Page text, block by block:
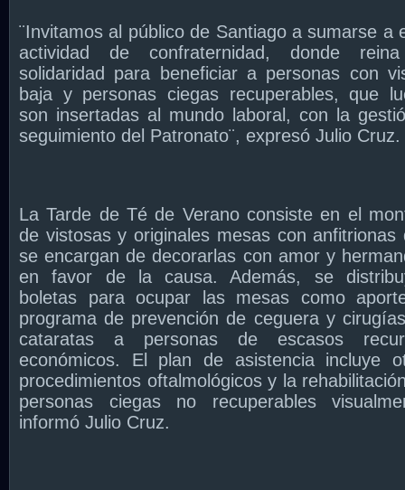
¨Invitamos al público de Santiago a sumarse a
actividad de confraternidad, donde
solidaridad para beneficiar a personas con
baja y personas ciegas recuperables, que
son insertadas al mundo laboral, con la
seguimiento del Patronato¨, expresó Julio Cruz.
La Tarde de Té de Verano consiste en el
de vistosas y originales mesas con anfitrionas
se encargan de decorarlas con amor y
en favor de la causa. Además, se
boletas para ocupar las mesas como
programa de prevención de ceguera y
cataratas a personas de escasos
económicos. El plan de asistencia incluye
procedimientos oftalmológicos y la
personas ciegas no recuperables
informó Julio Cruz.